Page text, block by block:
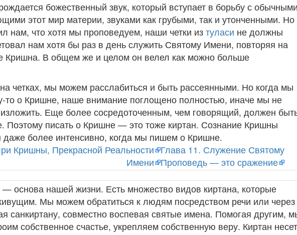
божественный звук, который вступает в борьбу с
этот мир материи, звуками как грубыми, так и утонченными. Но
нам, что хотя мы проповедуем, наши четки из туласи не должны
нам хотя бы раз в день служить Святому Имени, повторяя на
Кришна. В общем же и целом он велел как можно больше
на четках, мы можем расслабиться и быть рассеянными. Но когда мы
то о Кришне, наше внимание поглощено полностью, иначе мы не
Еще более сосредоточенным, чем говорящий, должен
писать о Кришне — это тоже киртан. Сознание Кришны
даже более интенсивно, когда мы пишем о Кришне.
Кришны, Прекрасной Реальности Глава 11. Служение Святому
Имени Проповедь — это сражение
— основа нашей жизни. Есть множество видов киртана, которые
Мы можем обратиться к людям посредством речи или через
санкиртану, совместно воспевая святые имена. Помогая другим,
собственное счастье, укрепляем собственную веру. Киртан несет